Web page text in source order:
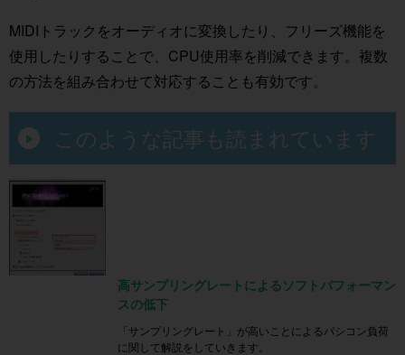
MIDIトラックをオーディオに変換したり、フリーズ機能を
使用したりすることで、CPU使用率を削減できます。複数
の方法を組み合わせて対応することも有効です。
このような記事も読まれています
高サンプリングレートによるソフトパフォーマン
スの低下
「サンプリングレート」が高いことによるパシコン負荷
に関して解説をしていきます。